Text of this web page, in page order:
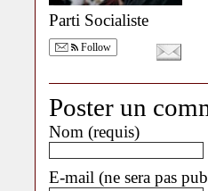
Parti Socialiste
Follow
Poster un
Nom (requis)
E-mail (ne sera pas